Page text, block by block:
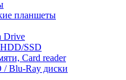
планшеты
Drive
SSD
Card reader
Blu-Ray диски